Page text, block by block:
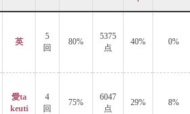
英
5
回
80%
5375
点
40% 0%
愛ta
keuti
4
回
75%
6047
点
29% 8%